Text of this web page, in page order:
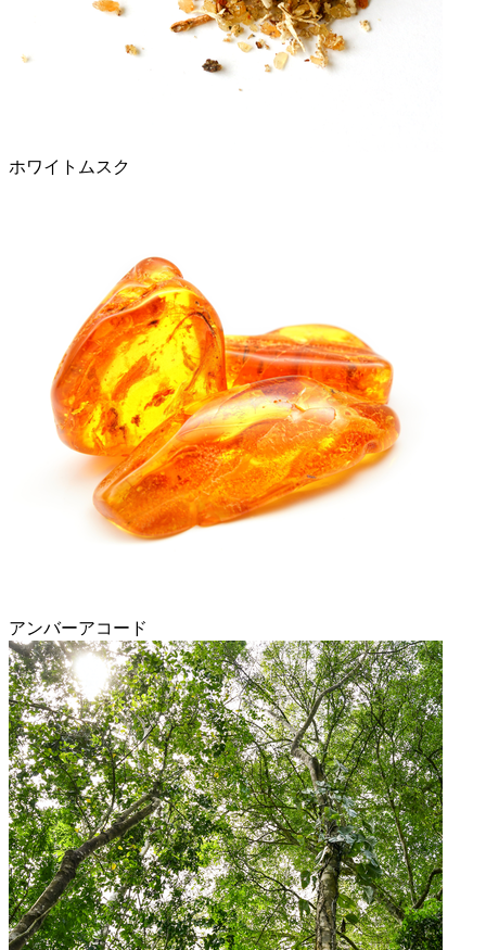
ホワイトムスク
アンバーアコード